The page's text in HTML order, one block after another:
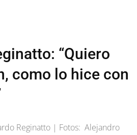
“Quiero
como lo hice con
Reginatto | Fotos: Alejandro